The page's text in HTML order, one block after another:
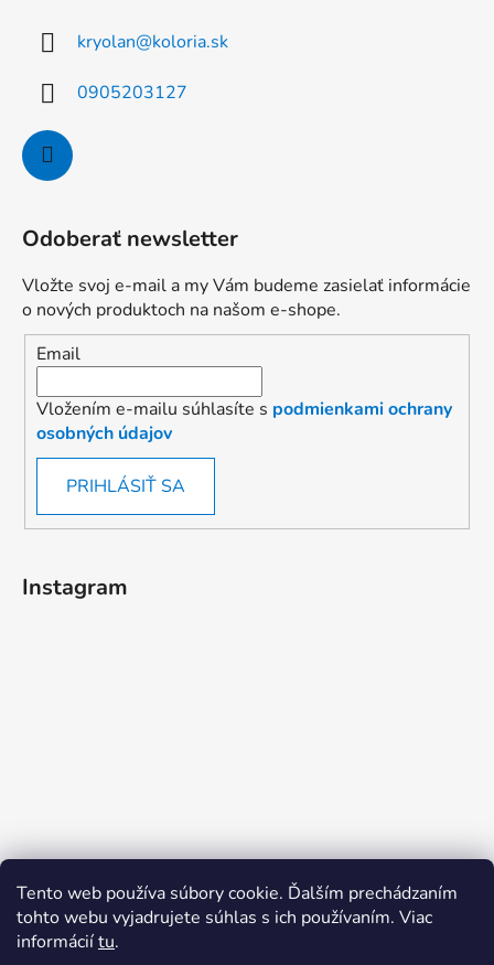
Tento web používa súbory cookie. Ďalším prechádzaním
tohto webu vyjadrujete súhlas s ich používaním. Viac
informáciítu.
kryolan@koloria.sk
0905203127
Odoberať newsletter
Vložte svoj e-mail a my Vám budeme zasielať informácie
o nových produktoch na našom e-shope.
Email
Vložením e-mailu súhlasíte s podmienkami ochrany
osobných údajov
PRIHLÁSIŤ SA
Instagram